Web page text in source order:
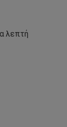
λεπτή